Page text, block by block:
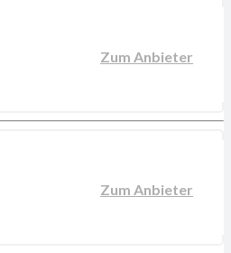
Zum Anbieter
Zum Anbieter